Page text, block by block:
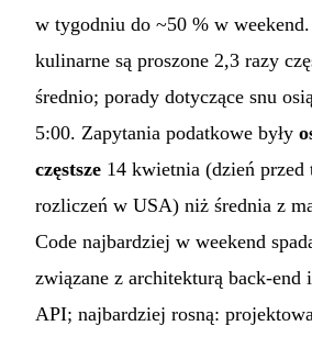
w tygodniu do ~50 % w
kulinarne są proszone 2,3 razy
średnio; porady dotyczące snu
5:00. Zapytania podatkowe były
częstsze 14 kwietnia (dzień przed
rozliczeń w USA) niż średnia z
Code najbardziej w weekend
związane z architekturą back-end
API; najbardziej rosną: